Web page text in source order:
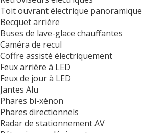
Toit ouvrant électrique panoramique
Becquet arrière
Buses de lave-glace chauffantes
Caméra de recul
Coffre assisté électriquement
Feux arrière à LED
Feux de jour à LED
Jantes Alu
Phares bi-xénon
Phares directionnels
Radar de stationnement AV